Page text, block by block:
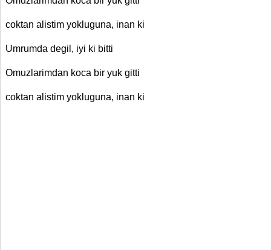
coktan alistim yokluguna, inan ki
Umrumda degil, iyi ki bitti
Omuzlarimdan koca bir yuk gitti
coktan alistim yokluguna, inan ki